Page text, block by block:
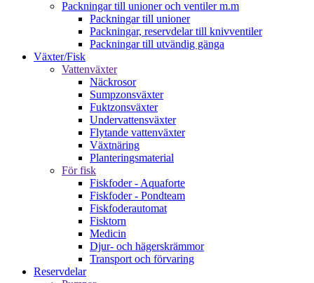
Packningar till unioner och ventiler m.m
Packningar till unioner
Packningar, reservdelar till knivventiler
Packningar till utvändig gänga
Växter/Fisk
Vattenväxter
Näckrosor
Sumpzonsväxter
Fuktzonsväxter
Undervattensväxter
Flytande vattenväxter
Växtnäring
Planteringsmaterial
För fisk
Fiskfoder - Aquaforte
Fiskfoder - Pondteam
Fiskfoderautomat
Fisktorn
Medicin
Djur- och hägerskrämmor
Transport och förvaring
Reservdelar